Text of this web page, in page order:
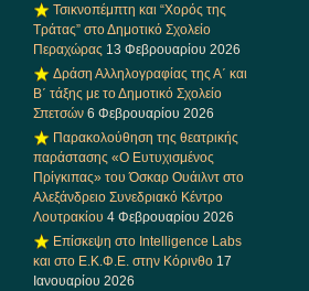
Τσικνοπέμπτη και “Χορός της
Τράτας” στο Δημοτικό Σχολείο
Περαχώρας 13 Φεβρουαρίου 2026
Δράση Αλληλογραφίας της Α΄ και
Β΄ τάξης με το Δημοτικό Σχολείο
Σπετσών 6 Φεβρουαρίου 2026
Παρακολούθηση της θεατρικής
παράστασης «Ο Ευτυχισμένος
Πρίγκιπας» του Όσκαρ Ουάιλντ στο
Αλεξάνδρειο Συνεδριακό Κέντρο
Λουτρακίου 4 Φεβρουαρίου 2026
Επίσκεψη στο Intelligence Labs
και στο Ε.Κ.Φ.Ε. στην Κόρινθο 17
Ιανουαρίου 2026